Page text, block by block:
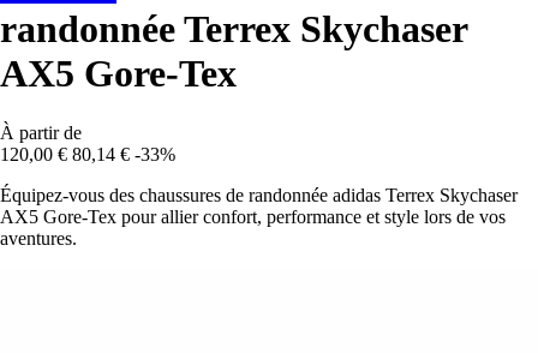
randonnée Terrex Skychaser
AX5 Gore-Tex
À partir de
120,00 € 80,14 € -33%
Équipez-vous des chaussures de randonnée adidas Terrex Skychaser
AX5 Gore-Tex pour allier confort, performance et style lors de vos
aventures.